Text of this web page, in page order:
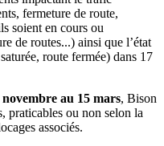
fermeture de route,
soient en cours ou
de routes...) ainsi que l’état
route fermée) dans 17
au 15 mars, Bison
praticables ou non selon la
associés.